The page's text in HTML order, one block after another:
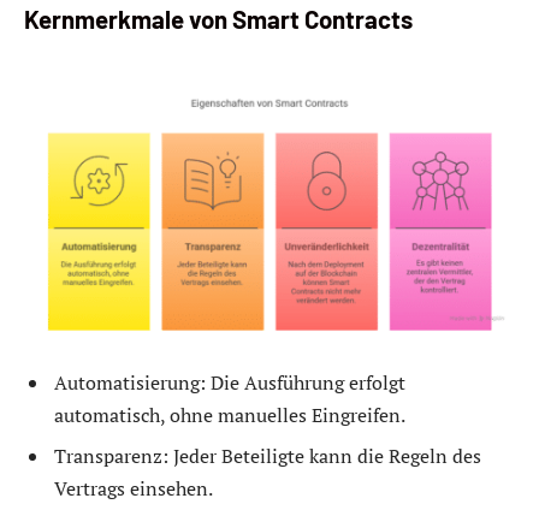
Kernmerkmale von Smart Contracts
Automatisierung: Die Ausführung erfolgt
automatisch, ohne manuelles Eingreifen.
Transparenz: Jeder Beteiligte kann die Regeln des
Vertrags einsehen.